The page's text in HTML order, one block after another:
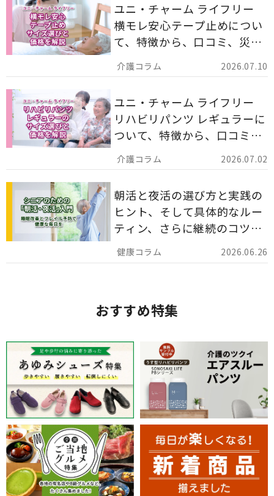
2026.07.10
ユニ・チャーム ライフリー
横モレ安心テープ止めについ
て、特徴から、口コミ、災害
備蓄としての活用法まで分か
りやすく解説します。
2026.07.02
ユニ・チャーム ライフリー
リハビリパンツ レギュラーに
ついて、特徴から、口コミ、
災害備蓄としての活用法まで
分かりやすく解説します。
2026.06.26
朝活と夜活の選び方と実践の
ヒント、そして具体的なルー
ティン、さらに継続のコツま
でを詳しくご紹介します。
おすすめ特集